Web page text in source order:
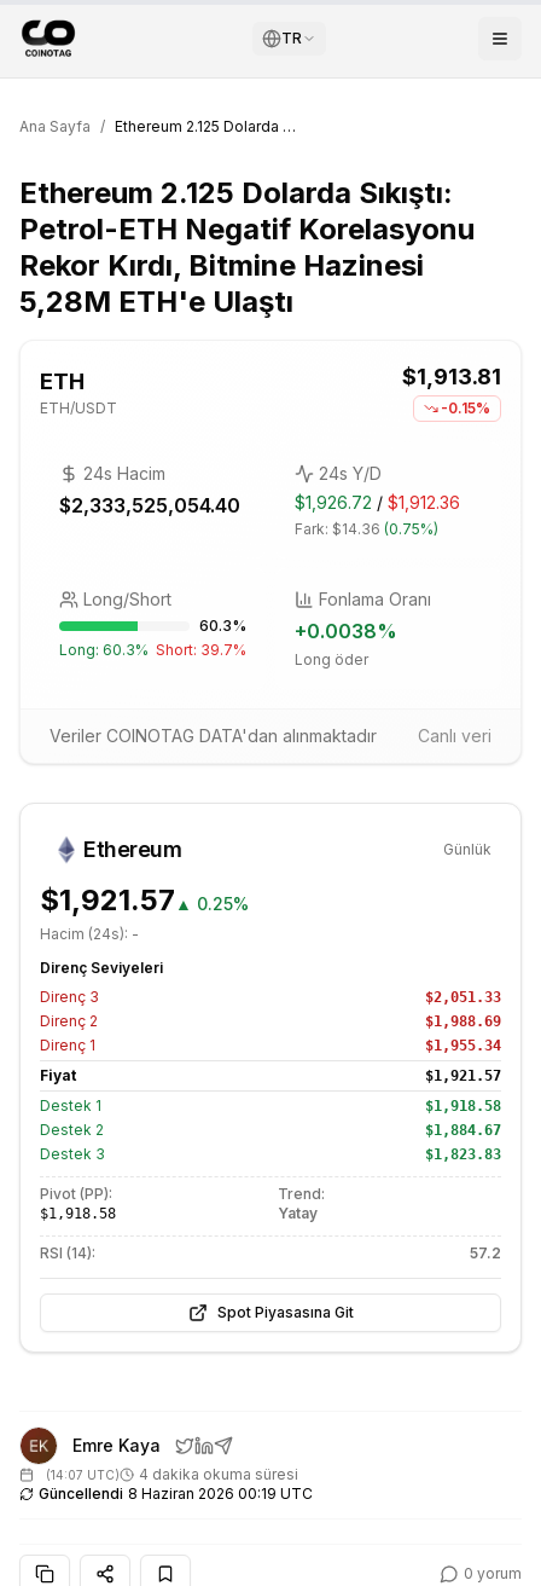
TR
Ana Sayfa / Ethereum 2.125 Dolarda Sıkıştı: Petrol-ETH Negatif Korelasyonu Rekor Kırdı, Bitmine Hazinesi 5,28M ETH'e Ulaştı
Ethereum 2.125 Dolarda Sıkıştı:
Petrol-ETH Negatif Korelasyonu
Rekor Kırdı, Bitmine Hazinesi
5,28M ETH'e Ulaştı
ETH
ETH/USDT
$1,913.81
-0.15%
24s Hacim
$2,333,525,054.40
24s Y/D
$1,926.72 / $1,912.36
Fark: $14.36 (0.75%)
Long/Short
60.3%
Long: 60.3% Short: 39.7%
Fonlama Oranı
+0.0038%
Long öder
Veriler COINOTAG DATA'dan alınmaktadır Canlı veri
Ethereum Günlük
$1,921.57 ▲ 0.25%
Hacim (24s): -
Direnç Seviyeleri
Direnç 3 $2,051.33
Direnç 2 $1,988.69
Direnç 1 $1,955.34
Fiyat $1,921.57
Destek 1 $1,918.58
Destek 2 $1,884.67
Destek 3 $1,823.83
Pivot (PP):
$1,918.58
Trend:
Yatay
RSI (14): 57.2
Spot Piyasasına Git
Emre Kaya
(14:07 UTC)
4 dakika okuma süresi
Güncellendi 8 Haziran 2026 00:19 UTC
0 yorum